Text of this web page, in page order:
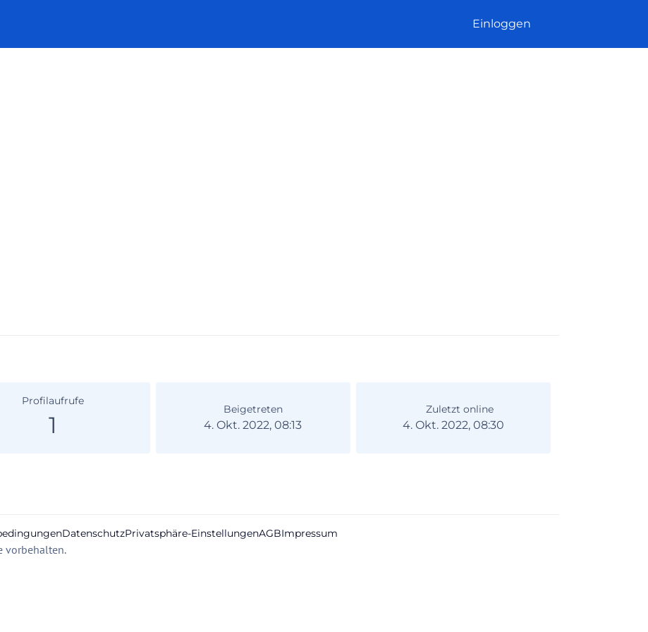
Einloggen
Profilaufrufe
1
Beigetreten
4. Okt. 2022, 08:13
Zuletzt online
4. Okt. 2022, 08:30
DatenschutzPrivatsphäre-EinstellungenAGBImpressum
vorbehalten.